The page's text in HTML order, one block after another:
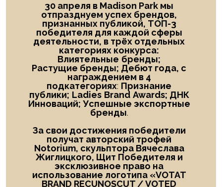
30 апреля в Madison Park мы
отпразднуем успех брендов,
признанных публикой, ТОП-3
победителя для каждой сферы
деятельности, в трёх отдельных
категориях конкурса:
Влиятельные бренды;
Растущие бренды; Дебют года, с
награждением в 4
подкатегориях: Признание
публики; Ladies Brand Awards; ДНК
Инноваций; Успешные экспортные
бренды.
За свои достижения победители
получат авторский трофей
Notorium, скульптора Вячеслава
Жиглицкого, Щит Победителя и
эксклюзивное право на
использование логотипа «VOTAT
BRAND RECUNOSCUT /VOTED